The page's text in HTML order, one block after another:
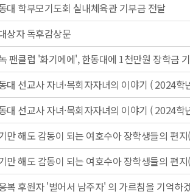
대 학부모기도회 실내체육관 기부금 전달
상자 독후감상문
팬클럽 '화기에에', 한동대에 1천만원 장학금
대 선교사 자녀·목회자자녀의 이야기 ( 2024
대 선교사 자녀·목회자자녀의 이야기 ( 2024
만 해도 감동이 되는 여호수아 장학생들의 편
만 해도 감동이 되는 여호수아 장학생들의 편
복 후원자 '벌어서 남주자' 의 가르침을 기억하